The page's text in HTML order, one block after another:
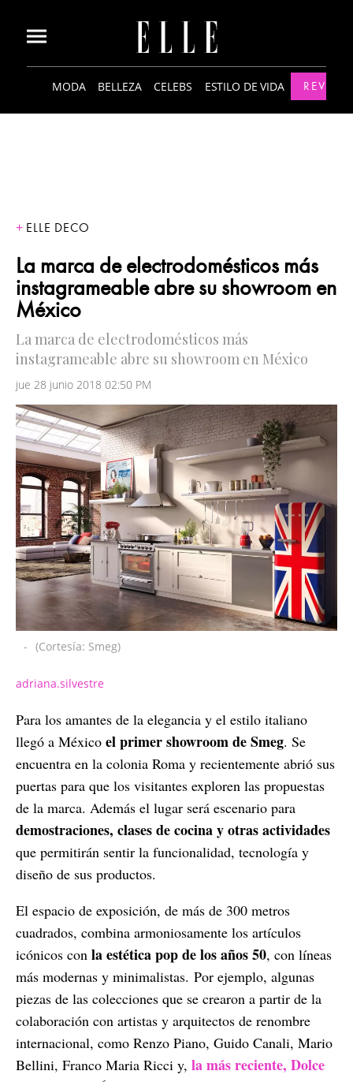
MODA BELLEZA CELEBS ESTILO DE VIDA
ELLE DECO
La marca de electrodomésticos más
instagrameable abre su showroom en
México
La marca de electrodomésticos más
instagrameable abre su showroom en México
jue 28 junio 2018 02:50 PM
- (Cortesía: Smeg)
adriana.silvestre
Para los amantes de la elegancia y el estilo italiano
llegó a México el primer showroom de Smeg. Se
encuentra en la colonia Roma y recientemente abrió sus
puertas para que los visitantes exploren las propuestas
de la marca. Además el lugar será escenario para
demostraciones, clases de cocina y otras actividades
que permitirán sentir la funcionalidad, tecnología y
diseño de sus productos.
El espacio de exposición, de más de 300 metros
cuadrados, combina armoniosamente los artículos
icónicos con la estética pop de los años 50, con líneas
más modernas y minimalistas. Por ejemplo, algunas
piezas de las colecciones que se crearon a partir de la
colaboración con artistas y arquitectos de renombre
internacional, como Renzo Piano, Guido Canali, Mario
Bellini, Franco Maria Ricci y, la más reciente, Dolce